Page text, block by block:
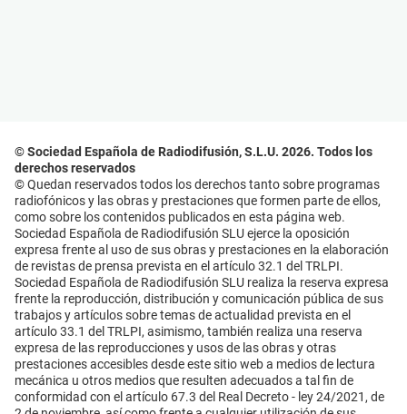
© Sociedad Española de Radiodifusión, S.L.U. 2026. Todos los
derechos reservados
© Quedan reservados todos los derechos tanto sobre programas
radiofónicos y las obras y prestaciones que formen parte de ellos,
como sobre los contenidos publicados en esta página web.
Sociedad Española de Radiodifusión SLU ejerce la oposición
expresa frente al uso de sus obras y prestaciones en la elaboración
de revistas de prensa prevista en el artículo 32.1 del TRLPI.
Sociedad Española de Radiodifusión SLU realiza la reserva expresa
frente la reproducción, distribución y comunicación pública de sus
trabajos y artículos sobre temas de actualidad prevista en el
artículo 33.1 del TRLPI, asimismo, también realiza una reserva
expresa de las reproducciones y usos de las obras y otras
prestaciones accesibles desde este sitio web a medios de lectura
mecánica u otros medios que resulten adecuados a tal fin de
conformidad con el artículo 67.3 del Real Decreto - ley 24/2021, de